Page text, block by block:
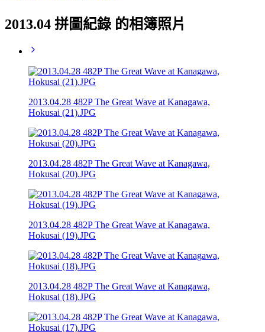
2013.04 拼圖紀錄 的相簿照片
2013.04.28 482P The Great Wave at Kanagawa,
Hokusai (21).JPG
2013.04.28 482P The Great Wave at Kanagawa,
Hokusai (20).JPG
2013.04.28 482P The Great Wave at Kanagawa,
Hokusai (19).JPG
2013.04.28 482P The Great Wave at Kanagawa,
Hokusai (18).JPG